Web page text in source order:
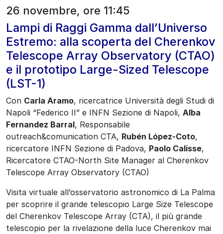
26 novembre, ore 11:45
Lampi di Raggi Gamma dall’Universo
Estremo: alla scoperta del Cherenkov
Telescope Array Observatory (CTAO)
e il prototipo Large-Sized Telescope
(LST-1)
Con Carla Aramo, ricercatrice Università degli Studi di
Napoli “Federico II” e INFN Sezione di Napoli, Alba
Fernandez Barral, Responsabile
outreach&comunication CTA, Rubén López-Coto,
ricercatore INFN Sezione di Padova, Paolo Calisse,
Ricercatore CTAO-North Site Manager al Cherenkov
Telescope Array Observatory (CTAO)
Visita virtuale all’osservatorio astronomico di La Palma
per scoprire il grande telescopio Large Size Telescope
del Cherenkov Telescope Array (CTA), il più grande
telescopio per la rivelazione della luce Cherenkov mai